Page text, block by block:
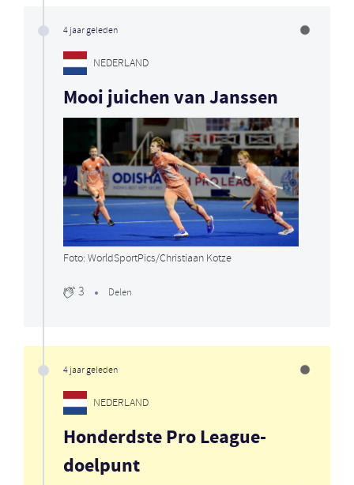
4 jaar geleden
NEDERLAND
Mooi juichen van Janssen
Foto: WorldSportPics/Christiaan Kotze
3 Delen
4 jaar geleden
NEDERLAND
Honderdste Pro League-
doelpunt